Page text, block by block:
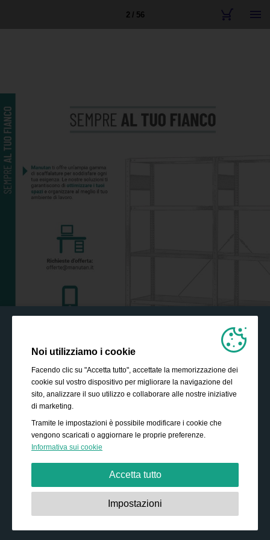
2 / 56
Noi utilizziamo i cookie
Facendo clic su "Accetta tutto", accettate la memorizzazione dei
cookie sul vostro dispositivo per migliorare la navigazione del
sito, analizzare il suo utilizzo e collaborare alle nostre iniziative
di marketing.
Tramite le impostazioni è possibile modificare i cookie che
vengono scaricati o aggiornare le proprie preferenze.
Informativa sui cookie
Accetta tutto
Strettamente necessari:
Questi cookie sono essenziali
per abilitare funzionalità di base come la navigazione,
Impostazioni